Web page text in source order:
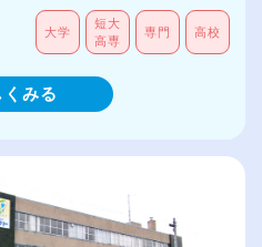
大学
短大
高専
専門 高校
みる